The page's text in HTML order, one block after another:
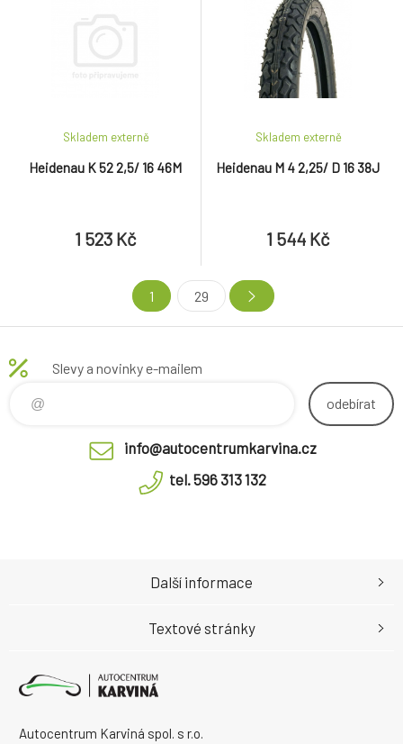
Heidenau K 52 2,5/ 16 46M
Skladem externě
1 523 Kč
Heidenau M 4 2,25/ D 16 38J
Skladem externě
1 544 Kč
1 29
Slevy a novinky e-mailem
odebírat
info@autocentrumkarvina.cz
tel. 596 313 132
Autocentrum Karviná spol. s r.o.
Další informace
Textové stránky